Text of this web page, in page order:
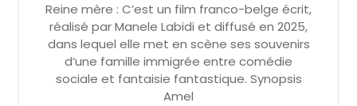
Reine mère : C’est un film franco-belge écrit,
réalisé par Manele Labidi et diffusé en 2025,
dans lequel elle met en scène ses souvenirs
d’une famille immigrée entre comédie
sociale et fantaisie fantastique. Synopsis
Amel